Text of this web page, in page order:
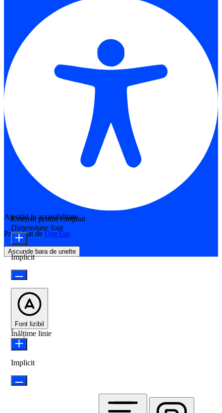
Ajustări la accesibilitate
Propulsat de OneTap
Ascunde bara de unelte
Extensii pentru conținut
Dimensiune font
Implicit
Font lizibil
Înălțime linie
Implicit